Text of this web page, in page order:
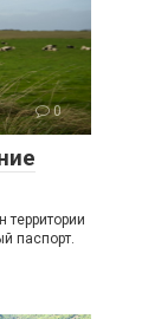
0
паспорт.